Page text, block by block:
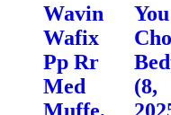
Wavin
Wafix
Pp Rr
Med
You
(8,